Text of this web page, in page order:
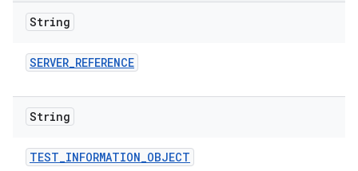
String
SERVER_REFERENCE
String
TEST_INFORMATION_OBJECT